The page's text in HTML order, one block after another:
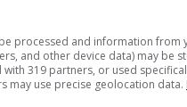
processed and information from
and other device data) may be
with 319 partners, or used
may use precise geolocation data.